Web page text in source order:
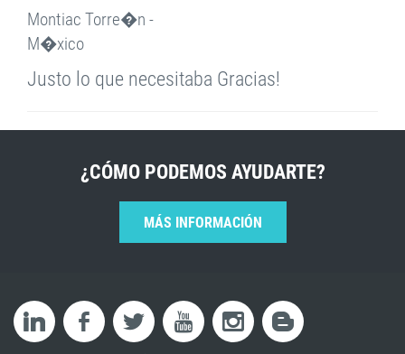
Montiac Torre�n -
M�xico
Justo lo que necesitaba Gracias!
¿CÓMO PODEMOS AYUDARTE?
MÁS INFORMACIÓN